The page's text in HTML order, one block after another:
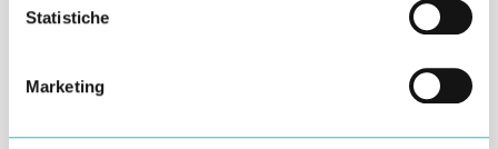
Statistiche
MarketingDichiaro di aver letto la
e acconsento al